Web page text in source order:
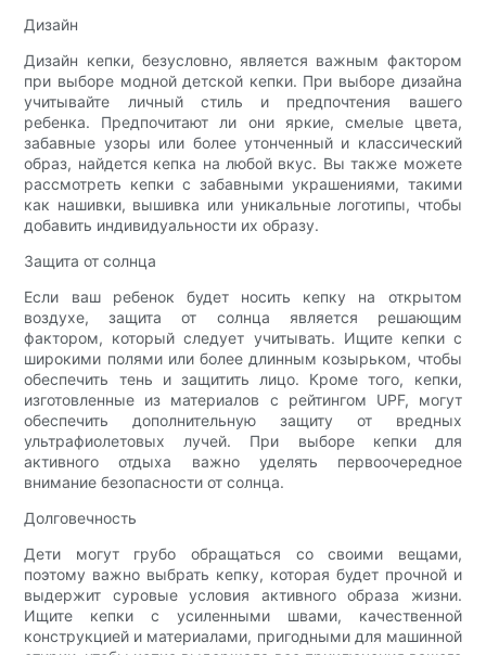
Дизайн
Дизайн кепки, безусловно, является важным фактором
при выборе модной детской кепки. При выборе дизайна
учитывайте личный стиль и предпочтения вашего
ребенка. Предпочитают ли они яркие, смелые цвета,
забавные узоры или более утонченный и классический
образ, найдется кепка на любой вкус. Вы также можете
рассмотреть кепки с забавными украшениями, такими
как нашивки, вышивка или уникальные логотипы, чтобы
добавить индивидуальности их образу.
Защита от солнца
Если ваш ребенок будет носить кепку на открытом
воздухе, защита от солнца является решающим
фактором, который следует учитывать. Ищите кепки с
широкими полями или более длинным козырьком, чтобы
обеспечить тень и защитить лицо. Кроме того, кепки,
изготовленные из материалов с рейтингом UPF, могут
обеспечить дополнительную защиту от вредных
ультрафиолетовых лучей. При выборе кепки для
активного отдыха важно уделять первоочередное
внимание безопасности от солнца.
Долговечность
Дети могут грубо обращаться со своими вещами,
поэтому важно выбрать кепку, которая будет прочной и
выдержит суровые условия активного образа жизни.
Ищите кепки с усиленными швами, качественной
конструкцией и материалами, пригодными для машинной